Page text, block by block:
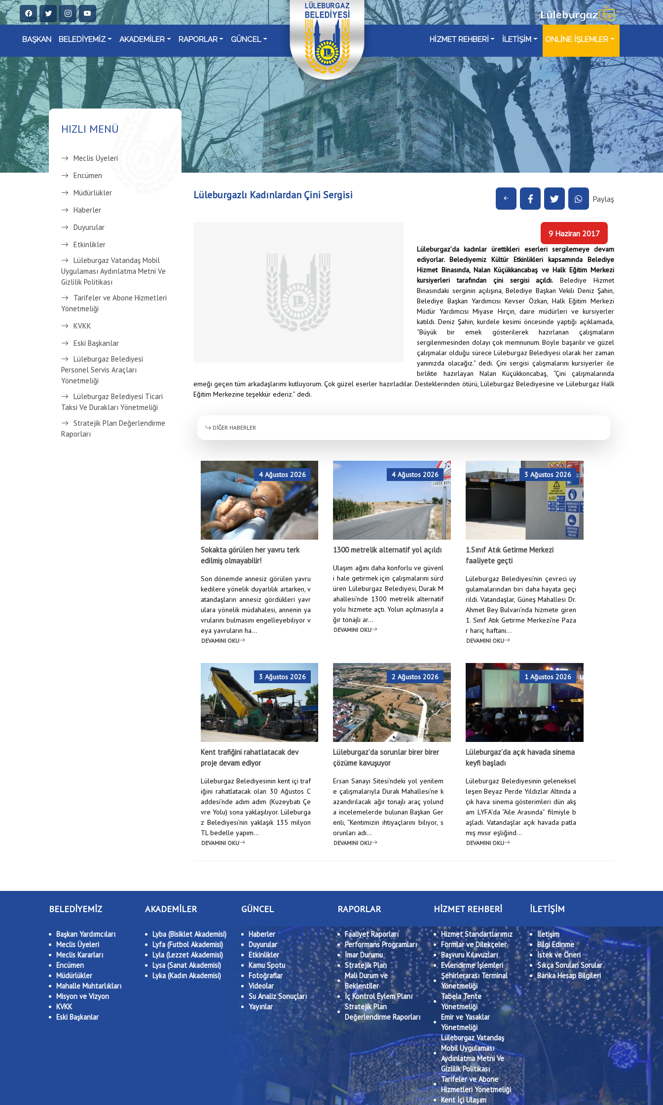
BAŞKAN BELEDİYEMİZ AKADEMİLER RAPORLAR GÜNCEL HİZMET REHBERİ İLETİŞİM ONLİNE İŞLEMLER
Lüleburgazlı Kadınlardan Çini Sergisi
HIZLI MENÜ
Meclis Üyeleri
Encümen
Müdürlükler
Haberler
Duyurular
Etkinlikler
Lüleburgaz Vatandaş Mobil
Uygulaması Aydınlatma Metni Ve
Gizlilik Politikası
Tarifeler ve Abone Hizmetleri
Yönetmeliği
KVKK
Eski Başkanlar
Lüleburgaz Belediyesi
Personel Servis Araçları
Yönetmeliği
Lüleburgaz Belediyesi Ticari
Taksi Ve Durakları Yönetmeliği
Stratejik Plan Değerlendirme
Raporları
Lüleburgazlı Kadınlardan Çini Sergisi Paylaş
9 Haziran 2017
Lüleburgaz’da kadınlar ürettikleri eserleri sergilemeye devam
ediyorlar. Belediyemiz Kültür Etkinlikleri kapsamında Belediye
Hizmet Binasında, Nalan Küçükkancabaş ve Halk Eğitim Merkezi
kursiyerleri tarafından çini sergisi açıldı. Belediye Hizmet
Binasındaki serginin açılışına, Belediye Başkan Vekili Deniz Şahin,
Belediye Başkan Yardımcısı Kevser Özkan, Halk Eğitim Merkezi
Müdür Yardımcısı Miyase Hırçın, daire müdürleri ve kursiyerler
katıldı. Deniz Şahin, kurdele kesimi öncesinde yaptığı açıklamada,
“Büyük bir emek gösterilerek hazırlanan çalışmaların
sergilenmesinden dolayı çok memnunum. Böyle başarılır ve güzel
çalışmalar olduğu sürece Lüleburgaz Belediyesi olarak her zaman
yanınızda olacağız.” dedi. Çini sergisi çalışmalarını kursiyerler ile
birlikte hazırlayan Nalan Küçükkoncabaş, “Çini çalışmalarında
emeği geçen tüm arkadaşlarımı kutluyorum. Çok güzel eserler hazırladılar. Desteklerinden ötürü, Lüleburgaz Belediyesine ve Lüleburgaz Halk
Eğitim Merkezine teşekkür ederiz.” dedi.
DİĞER HABERLER
4 Ağustos 2026
Sokakta görülen her yavru terk
edilmiş olmayabilir!
Son dönemde annesiz görülen yavru
kedilere yönelik duyarlılık artarken, v
atandaşların annesiz gördükleri yavr
ulara yönelik müdahalesi, annenin ya
vrularını bulmasını engelleyebiliyor v
eya yavruların ha...
DEVAMINI OKU
4 Ağustos 2026
1300 metrelik alternatif yol açıldı
Ulaşım ağını daha konforlu ve güvenl
i hale getirmek için çalışmalarını sürd
üren Lüleburgaz Belediyesi, Durak M
ahallesi’nde 1300 metrelik alternatif
yolu hizmete açtı. Yolun açılmasıyla a
ğır tonajlı ar...
DEVAMINI OKU
3 Ağustos 2026
1.Sınıf Atık Getirme Merkezi
faaliyete geçti
Lüleburgaz Belediyesi’nin çevreci uy
gulamalarından biri daha hayata geçi
rildi. Vatandaşlar, Güneş Mahallesi Dr.
Ahmet Bey Bulvarı’nda hizmete giren
1. Sınıf Atık Getirme Merkezi’ne Paza
r hariç haftanı...
DEVAMINI OKU
3 Ağustos 2026
Kent trafiğini rahatlatacak dev
proje devam ediyor
Lüleburgaz Belediyesinin kent içi traf
iğini rahatlatacak olan 30 Ağustos C
addesi’nde adım adım (Kuzeybatı Çe
vre Yolu) sona yaklaşılıyor. Lüleburga
z Belediyesi’nin yaklaşık 135 milyon
TL bedelle yapım...
DEVAMINI OKU
2 Ağustos 2026
Lüleburgaz’da sorunlar birer birer
çözüme kavuşuyor
Ersan Sanayi Sitesi’ndeki yol yenilem
e çalışmalarıyla Durak Mahallesi’ne k
azandırılacak ağır tonajlı araç yolund
a incelemelerde bulunan Başkan Ger
enli, “Kentimizin ihtiyaçlarını biliyor, s
orunları adı...
DEVAMINI OKU
1 Ağustos 2026
Lüleburgaz’da açık havada sinema
keyfi başladı
Lüleburgaz Belediyesinin geleneksel
leşen Beyaz Perde Yıldızlar Altında a
çık hava sinema gösterimleri dün akş
am LYFA’da “Aile Arasında” filmiyle b
aşladı. Vatandaşlar açık havada patla
mış mısır eşliğind...
DEVAMINI OKU
BELEDİYEMİZ
Başkan Yardımcıları
Meclis Üyeleri
Meclis Kararları
Encümen
Müdürlükler
Mahalle Muhtarlıkları
Misyon ve Vizyon
KVKK
Eski Başkanlar
AKADEMİLER
Lyba (Bisiklet Akademisi)
Lyfa (Futbol Akademisi)
Lyla (Lezzet Akademisi)
Lysa (Sanat Akademisi)
Lyka (Kadın Akademisi)
GÜNCEL
Haberler
Duyurular
Etkinlikler
Kamu Spotu
Fotoğraflar
Videolar
Su Analiz Sonuçları
Yayınlar
RAPORLAR
Faaliyet Raporları
Performans Programları
İmar Durumu
Stratejik Plan
Mali Durum ve
Beklentiler
İç Kontrol Eylem Planı
Stratejik Plan
Değerlendirme Raporları
HİZMET REHBERİ
Hizmet Standartlarımız
Formlar ve Dilekçeler
Başvuru Kılavuzları
Evlendirme İşlemleri
Şehirlerarası Terminal
Yönetmeliği
Tabela Tente
Yönetmeliği
Emir ve Yasaklar
Yönetmeliği
Lüleburgaz Vatandaş
Mobil Uygulaması
Aydınlatma Metni Ve
Gizlilik Politikası
Tarifeler ve Abone
Hizmetleri Yönetmeliği
Kent İçi Ulaşım
İLETİŞİM
İletişim
Bilgi Edinme
İstek ve Öneri
Sıkça Sorulan Sorular
Banka Hesap Bilgileri